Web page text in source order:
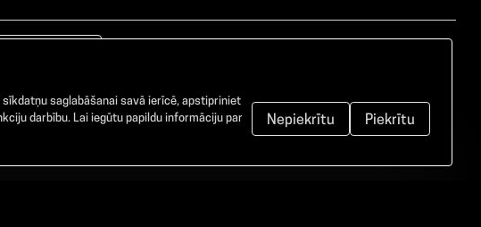
saglabāšanai savā ierīcē, apstipriniet
darbību. Lai iegūtu papildu informāciju par
Nepiekrītu Piekrītu